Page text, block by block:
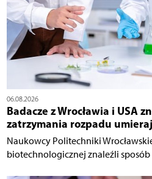
06.08.2026
Badacze z Wrocławia i USA
zatrzymania rozpadu
Naukowcy Politechniki
biotechnologicznej znaleźli sposób